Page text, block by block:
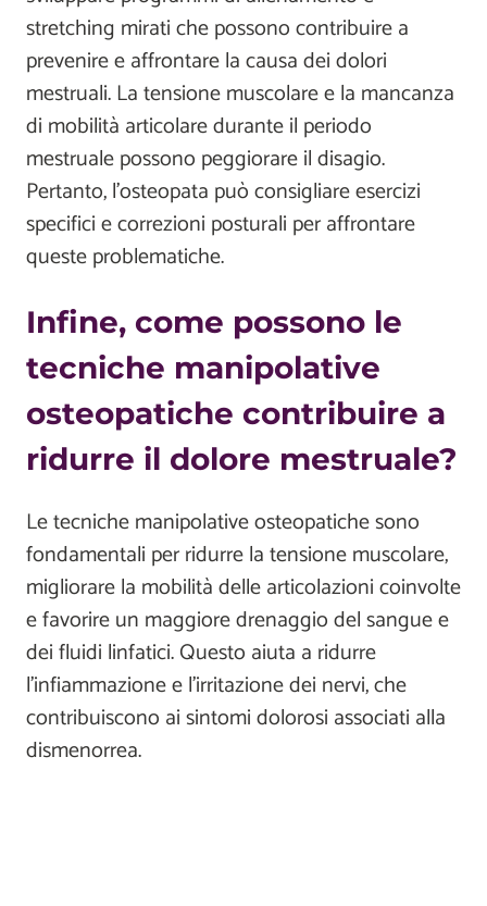
stretching mirati che possono contribuire a
prevenire e affrontare la causa dei dolori
mestruali. La tensione muscolare e la mancanza
di mobilità articolare durante il periodo
mestruale possono peggiorare il disagio.
Pertanto, l'osteopata può consigliare esercizi
specifici e correzioni posturali per affrontare
queste problematiche.
Infine, come possono le
tecniche manipolative
osteopatiche contribuire a
ridurre il dolore mestruale?
Le tecniche manipolative osteopatiche sono
fondamentali per ridurre la tensione muscolare,
migliorare la mobilità delle articolazioni coinvolte
e favorire un maggiore drenaggio del sangue e
dei fluidi linfatici. Questo aiuta a ridurre
l'infiammazione e l'irritazione dei nervi, che
contribuiscono ai sintomi dolorosi associati alla
dismenorrea.